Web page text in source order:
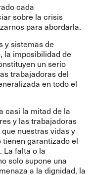
cada
sobre la crisis
para abordarla.
y sistemas de
la imposibilidad de
un serio
trabajadoras del
en todo el
casi la mitad de la
y las trabajadoras
nuestras vidas y
garantizado el
La falta o la
solo supone una
a la dignidad, la